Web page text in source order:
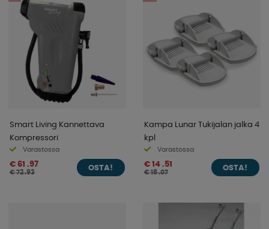
Smart Living Kannettava
Kompressori
Varastossa
€ 61 .97
€ 72 .93
OSTA!
Kampa Lunar Tukijalan jalka 4
kpl
Varastossa
€ 14 .51
€ 18 .07
OSTA!